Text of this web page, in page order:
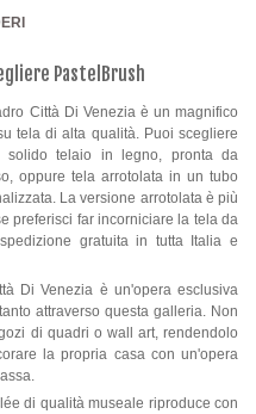
PastelBrush
Città Di Venezia è un magnifico
tela di alta qualità. Puoi scegliere
telaio in legno, pronta da
oppure tela arrotolata in un tubo
La versione arrotolata è più
preferisci far incorniciare la tela da
gratuita in tutta Italia e
Di Venezia è un'opera esclusiva
attraverso questa galleria. Non
di quadri o wall art, rendendolo
la propria casa con un'opera
di qualità museale riproduce con